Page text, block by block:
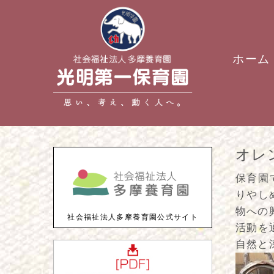
ホーム
オレ
保育園
りやし
物への
活動を
自然と
社会福祉法人多摩養育園公式サイト